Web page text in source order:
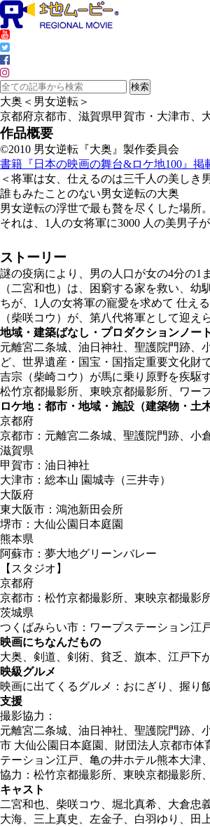
大奥＜男女逆転＞
京都府京都市、滋賀県甲賀市・大津市、
作品概要
©2010 男女逆転『大奥』製作委員会
書籍『日本の映画の舞台&ロケ地100』掲
＜将軍は女、仕えるのは三千人の美しき
誰もみたことのない男女逆転の大奥
男女逆転の浮世で最も贅を尽くした場所。
それは、1人の女将軍に3000 人の美男
ストーリー
謎の疫病により、男の人口が女の4分の1
（二宮和也）は、困窮する家を救い、
ちが、1人の女将軍の寵愛を求めて 仕え
（柴咲コウ）が、第八代将軍として迎
地域・建築ばなし・プロダクションノート
元離宮二条城、油日神社、聖護院門跡、
ど、世界遺産・国宝・国指定重要文化財
吉宗（柴崎コウ）が馬に乗り原野を疾駆
松竹京都撮影所、東映京都撮影所、ワー
ロケ地：都市・地域・施設（建築物・土
京都府
京都市：元離宮二条城、聖護院門跡、小
滋賀県
甲賀市：油日神社
大津市：総本山 園城寺（三井寺）
大阪府
東大阪市：鴻池新田会所
堺市：大仙公園日本庭園
熊本県
阿蘇市：夢大地グリーンバレー
【スタジオ】
京都府
京都市：松竹京都撮影所、東映京都撮影
茨城県
つくばみらい市：ワープステーション江
映画にちなんだもの
大奥、剣道、剣術、貧乏、旗本、江戸下
映級グルメ
映画に出てくるグルメ：おにぎり、握り
支援
撮影協力：
元離宮二条城、油日神社、聖護院門跡、
市 大仙公園日本庭園、財団法人京都市
テーション江戸、亀の井ホテル熊本大津
協力：松竹京都撮影所、東映京都撮影所
キャスト
二宮和也、柴咲コウ、堀北真希、大倉忠
大海、三上真史、左金子、白羽ゆり、田